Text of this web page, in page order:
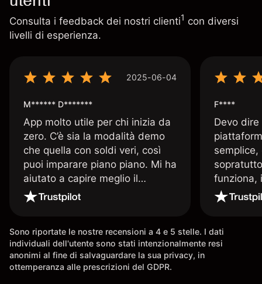
Consulta i feedback dei nostri clienti1 con diversi
livelli di esperienza.
2025-06-04
M****** D*******
App molto utile per chi inizia da
zero. C’è sia la modalità demo
che quella con soldi veri, così
puoi imparare piano piano. Mi ha
aiutato a capire meglio il
trading. La consiglio a chi parte
senza esperienza.
F****
Devo
funziona,
Davide e'
spiega
Sono riportate le nostre recensioni a 4 e 5 stelle. I dati
individuali dell'utente sono stati intenzionalmente resi
anonimi al fine di salvaguardare la sua privacy, in
ottemperanza alle prescrizioni del GDPR.